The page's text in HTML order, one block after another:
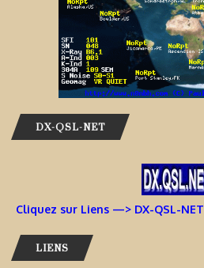
DX-QSL-NET
Cliquez sur Liens —> DX-QSL-NET
LIENS